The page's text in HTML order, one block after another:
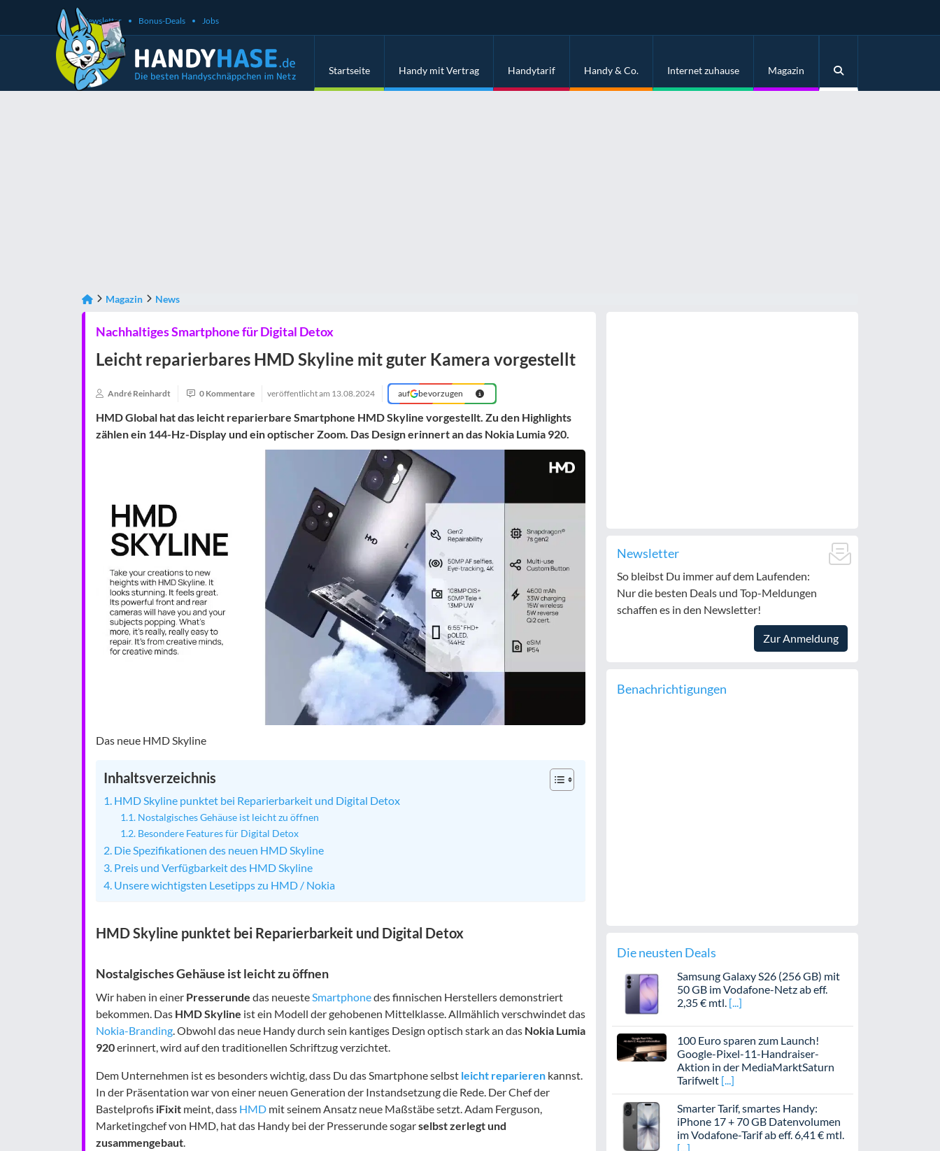
Newsletter Bonus-Deals Jobs
Startseite Handy mit Vertrag Handytarif Handy & Co. Internet zuhause Magazin
Magazin News
Nachhaltiges Smartphone für Digital Detox
Leicht reparierbares HMD Skyline mit guter Kamera vorgestellt
André Reinhardt 0 Kommentare veröffentlicht am 13.08.2024 auf bevorzugen
HMD Global hat das leicht reparierbare Smartphone HMD Skyline vorgestellt. Zu den Highlights
zählen ein 144-Hz-Display und ein optischer Zoom. Das Design erinnert an das Nokia Lumia 920.
Das neue HMD Skyline
Inhaltsverzeichnis
HMD Skyline punktet bei Reparierbarkeit und Digital Detox
Nostalgisches Gehäuse ist leicht zu öffnen
Besondere Features für Digital Detox
Die Spezifikationen des neuen HMD Skyline
Preis und Verfügbarkeit des HMD Skyline
Unsere wichtigsten Lesetipps zu HMD / Nokia
HMD Skyline punktet bei Reparierbarkeit und Digital Detox
Nostalgisches Gehäuse ist leicht zu öffnen
Wir haben in einer Presserunde das neueste Smartphonedes finnischen Herstellers demonstriert
bekommen. Das HMD Skyline ist ein Modell der gehobenen Mittelklasse. Allmählich verschwindet das
Nokia-Branding . Obwohl das neue Handy durch sein kantiges Design optisch stark an das Nokia Lumia
920erinnert, wird auf den traditionellen Schriftzug verzichtet.
Dem Unternehmen ist es besonders wichtig, dass Du das Smartphone selbst leicht reparieren kannst.
In der Präsentation war von einer neuen Generation der Instandsetzung die Rede. Der Chef der
Bastelprofis iFixit meint, dass HMD mit seinem Ansatz neue Maßstäbe setzt. Adam Ferguson,
Marketingchef von HMD, hat das Handy bei der Presserunde sogarselbst zerlegt und
zusammengebaut
Newsletter
So bleibst Du immer auf dem Laufenden:
Nur die besten Deals und Top-Meldungen
schaffen es in den Newsletter!
Zur Anmeldung
Benachrichtigungen
Die neusten Deals
Samsung Galaxy S26 (256 GB) mit
50 GB im Vodafone-Netz ab eff.
2,35 € mtl.
100 Euro sparen zum Launch!
Google-Pixel-11-Handraiser-
Aktion in der MediaMarktSaturn
Tarifwelt
Smarter Tarif, smartes Handy:
iPhone 17 + 70 GB Datenvolumen
im Vodafone-Tarif ab eff. 6,41 € mtl.